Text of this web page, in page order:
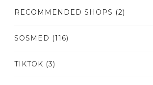
RECOMMENDED SHOPS (2)
SOSMED (116)
TIKTOK (3)